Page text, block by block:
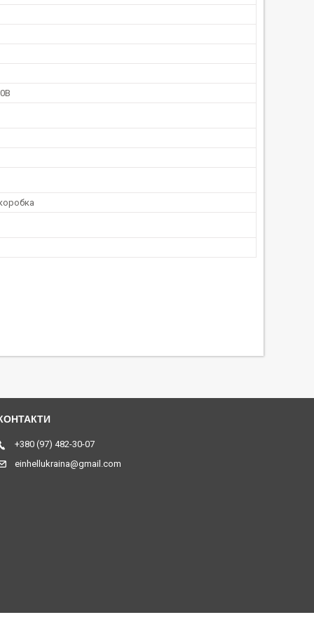
+380 (97) 482-30-07
einhellukraina@gmail.com